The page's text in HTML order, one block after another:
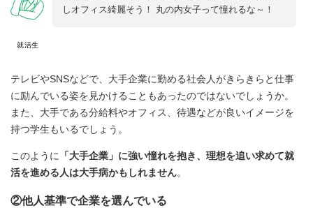
就活生
しオフィス綺麗そう！ 丸の内女子って憧れるな～！
テレビやSNSなどで、大手企業に勤める社会人がきらきらと仕事
に励んでいる姿を見かけることもあったのではないでしょうか。
また、大手である分給料やオフィス、待遇などが良いイメージを
持つ学生もいるでしょう。
このように
「大手企業」に強い憧れを抱き、理想を追い求めて就
活を進める人は大手病かもしれません。
②他人基準で企業を選んでいる